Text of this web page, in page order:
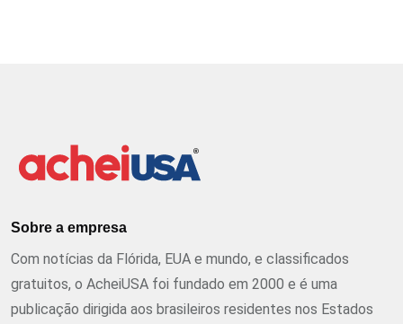
Sobre a empresa
Com notícias da Flórida, EUA e mundo, e classificados
gratuitos, o AcheiUSA foi fundado em 2000 e é uma
publicação dirigida aos brasileiros residentes nos Estados